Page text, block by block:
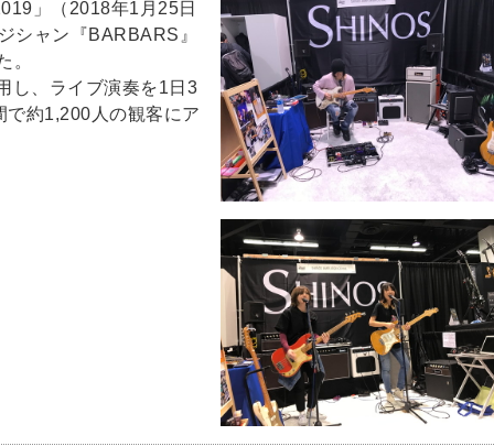
」（2018年1月25日
シャン『BARBARS』
。
し、ライブ演奏を1日3
約1,200人の観客にア